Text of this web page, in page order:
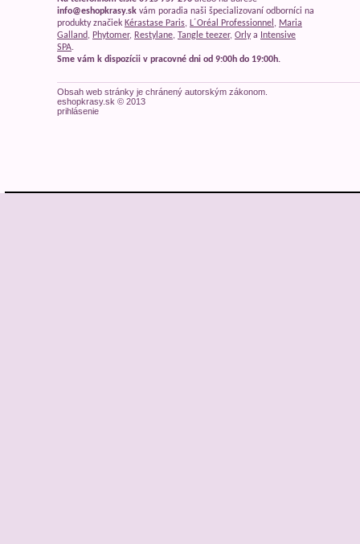
info@eshopkrasy.sk vám poradia naši špecializovaní odborníci na
produkty značiek Kérastase Paris, L´Oréal Professionnel , Maria
Galland, Phytomer, Restylane, Tangle teezer, Orlya Intensive
SPA.
Sme vám k dispozícii v pracovné dni od 9:00h do 19:00h.
Obsah web stránky je chránený autorským zákonom.
eshopkrasy.sk © 2013
prihlásenie